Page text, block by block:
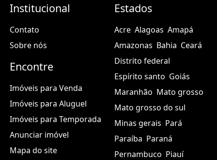
Institucional
Contato
Sobre nós
Encontre
Imóveis para Venda
Imóveis para Aluguel
Imóveis para Temporada
Anunciar imóvel
Mapa do site
Estados
Acre Alagoas Amapá
Amazonas Bahia Ceará
Distrito federal
Espírito santo Goiás
Maranhão Mato grosso
Mato grosso do sul
Minas gerais Pará
Paraíba Paraná
Pernambuco Piauí